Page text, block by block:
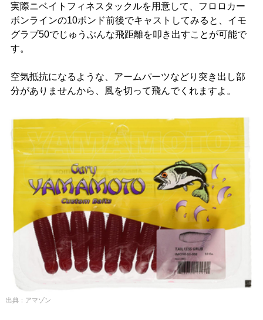
実際ニベイトフィネスタックルを用意して、フロロカー
ボンラインの10ポンド前後でキャストしてみると、イモ
グラブ50でじゅうぶんな飛距離を叩き出すことが可能で
す。
空気抵抗になるような、アームパーツなどり突き出し部
分がありませんから、風を切って飛んでくれますよ。
出典：アマゾン